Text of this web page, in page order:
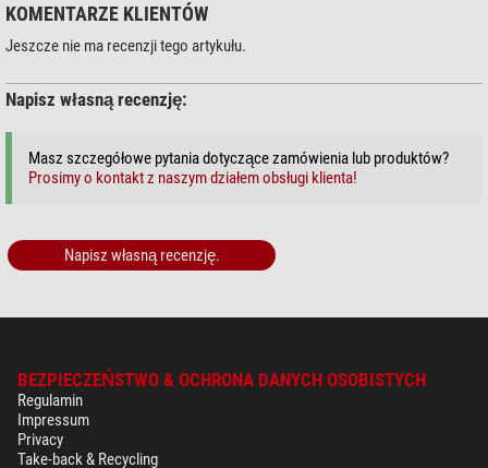
KOMENTARZE KLIENTÓW
Jeszcze nie ma recenzji tego artykułu.
Napisz własną recenzję:
Masz szczegółowe pytania dotyczące zamówienia lub produktów?
Prosimy o kontakt z naszym działem obsługi klienta!
Napisz własną recenzję.
BEZPIECZEŃSTWO & OCHRONA DANYCH OSOBISTYCH
Regulamin
Impressum
Privacy
Take-back & Recycling